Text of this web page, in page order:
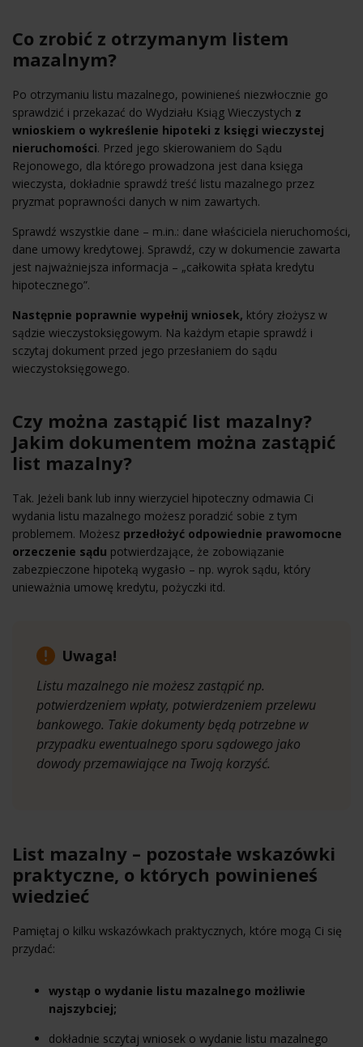
Co zrobić z otrzymanym listem
mazalnym?
Po otrzymaniu listu mazalnego, powinieneś niezwłocznie go
sprawdzić i przekazać do Wydziału Ksiąg Wieczystych z
wnioskiem o wykreślenie hipoteki z księgi wieczystej
nieruchomości. Przed jego skierowaniem do Sądu
Rejonowego, dla którego prowadzona jest dana księga
wieczysta, dokładnie sprawdź treść listu mazalnego przez
pryzmat poprawności danych w nim zawartych.
Sprawdź wszystkie dane – m.in.: dane właściciela nieruchomości,
dane umowy kredytowej. Sprawdź, czy w dokumencie zawarta
jest najważniejsza informacja – „całkowita spłata kredytu
hipotecznego”.
Następnie poprawnie wypełnij wniosek, który złożysz w
sądzie wieczystoksięgowym. Na każdym etapie sprawdź i
sczytaj dokument przed jego przesłaniem do sądu
wieczystoksięgowego.
Czy można zastąpić list mazalny?
Jakim dokumentem można zastąpić
list mazalny?
Tak. Jeżeli bank lub inny wierzyciel hipoteczny odmawia Ci
wydania listu mazalnego możesz poradzić sobie z tym
problemem. Możesz przedłożyć odpowiednie prawomocne
orzeczenie sądu potwierdzające, że zobowiązanie
zabezpieczone hipoteką wygasło – np. wyrok sądu, który
unieważnia umowę kredytu, pożyczki itd.
Uwaga!
Listu mazalnego nie możesz zastąpić np.
potwierdzeniem wpłaty, potwierdzeniem przelewu
bankowego. Takie dokumenty będą potrzebne w
przypadku ewentualnego sporu sądowego jako
dowody przemawiające na Twoją korzyść.
List mazalny – pozostałe wskazówki
praktyczne, o których powinieneś
wiedzieć
Pamiętaj o kilku wskazówkach praktycznych, które mogą Ci się
przydać:
wystąp o wydanie listu mazalnego możliwie
najszybciej;
dokładnie sczytaj wniosek o wydanie listu mazalnego